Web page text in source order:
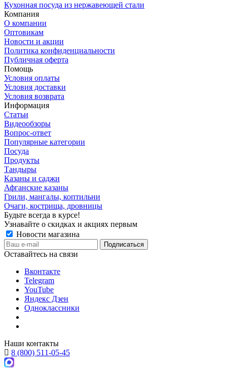
Кухонная посуда из нержавеющей стали
Компания
О компании
Оптовикам
Новости и акции
Политика конфиденциальности
Публичная оферта
Помощь
Условия оплаты
Условия доставки
Условия возврата
Информация
Статьи
Видеообзоры
Вопрос-ответ
Популярные категории
Посуда
Продукты
Тандыры
Казаны и саджи
Афганские казаны
Грили, мангалы, коптильни
Очаги, кострища, дровницы
Будьте всегда в курсе!
Узнавайте о скидках и акциях первым
Новости магазина
Оставайтесь на связи
Вконтакте
Telegram
YouTube
Яндекс Дзен
Одноклассники
Наши контакты
8 (800) 511-05-45